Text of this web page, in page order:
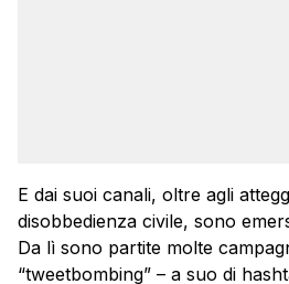
E dai suoi canali, oltre agli
disobbedienza civile, sono
Da lì sono partite molte
“tweetbombing” – a suo di